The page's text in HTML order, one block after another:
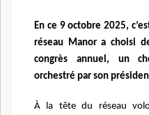
En ce 9 octobre 2025,
réseau Manor a choisi
congrès annuel, un
orchestré par son
À la tête du réseau